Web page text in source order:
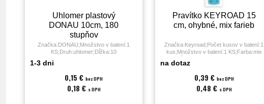
Uhlomer plastový
DONAU 10cm, 180
stupňov
Značka:DONAU;Množstvo v balení:1
KS;Druh:uhlomer;Dĺžka:10
1-3 dni
0,15 €bez DPH
0,18 € s DPH
Pravítko KEYROAD 15
cm, ohybné, mix farieb
Značka:Keyroad;Počet kusov v balení:1
kus;Množstvo v balení:1 KS;Farba:mix
farieb;Dĺžka:15 cm;Rozmery:3,90 x 0,30 x
15,00 cm;Hmotnosť:10 gramov;
na dotaz
0,39 € bez DPH
0,48 € s DPH